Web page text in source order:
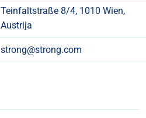
Teinfaltstraße 8/4, 1010 Wien,
Austrija
strong@strong.com